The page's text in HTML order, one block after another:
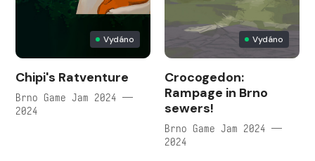
Vydáno
Chipi's Ratventure
Brno Game Jam 2024 —
2024
Vydáno
Crocogedon:
Rampage in Brno
sewers!
Brno Game Jam 2024 —
2024